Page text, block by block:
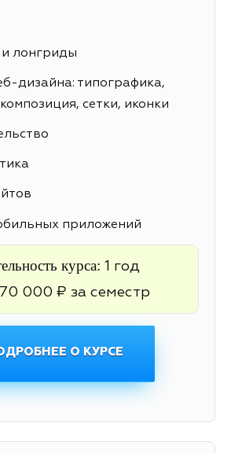
лонгриды
дизайна: типографика,
сетки, иконки
приложений
курса: 1 год
70 000 ₽ за семестр
О КУРСЕ